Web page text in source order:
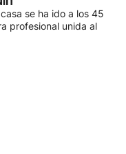
se ha ido a los 45
profesional unida al